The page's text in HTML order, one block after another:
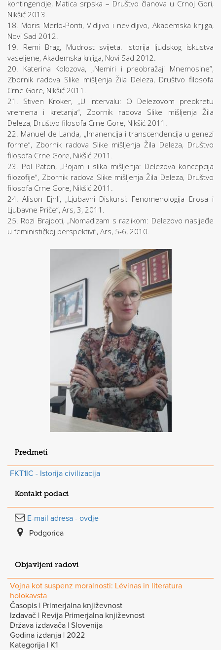
kontingencije, Matica srpska – Društvo članova u Crnoj Gori,
Nikšić 2013.
18. Moris Merlo-Ponti, Vidljivo i nevidljivo, Akademska knjiga,
Novi Sad 2012.
19. Remi Brag, Mudrost svijeta. Istorija ljudskog iskustva
vaseljene, Akademska knjiga, Novi Sad 2012.
20. Katerina Kolozova, „Nemiri i preobražaji Mnemosine“,
Zbornik radova Slike mišljenja Žila Deleza, Društvo filosofa
Crne Gore, Nikšić 2011.
21. Stiven Kroker, „U intervalu: O Delezovom preokretu
vremena i kretanja“, Zbornik radova Slike mišljenja Žila
Deleza, Društvo filosofa Crne Gore, Nikšić 2011.
22. Manuel de Landa, „Imanencija i transcendencija u genezi
forme“, Zbornik radova Slike mišljenja Žila Deleza, Društvo
filosofa Crne Gore, Nikšić 2011.
23. Pol Paton, „Pojam i slika mišljenja: Delezova koncepcija
filozofije“, Zbornik radova Slike mišljenja Žila Deleza, Društvo
filosofa Crne Gore, Nikšić 2011.
24. Alison Ejnli, „Ljubavni Diskursi: Fenomenologija Erosa i
Ljubavne Priče“, Аrs, 3, 2011.
25. Rozi Brajdoti, „Nomadizam s razlikom: Delezovo nasljeđe
u feminističkoj perspektivi“, Аrs, 5-6, 2010.
Predmeti
FKT1IC - Istorija civilizacija
Kontakt podaci
E-mail adresa - ovdje
Podgorica
Objavljeni radovi
Vojna kot suspenz moralnosti: Lévinas in literatura
holokavsta
Časopis | Primerjalna književnost
Izdavač | Revija Primerjalna književnost
Država izdavača | Slovenija
Godina izdanja | 2022
Kategorija | K1